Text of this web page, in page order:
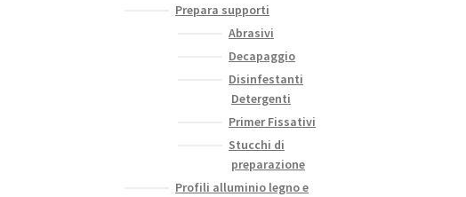
Prepara supporti
Abrasivi
Decapaggio
Disinfestanti
Detergenti
Primer Fissativi
Stucchi di
preparazione
Profili alluminio legno e